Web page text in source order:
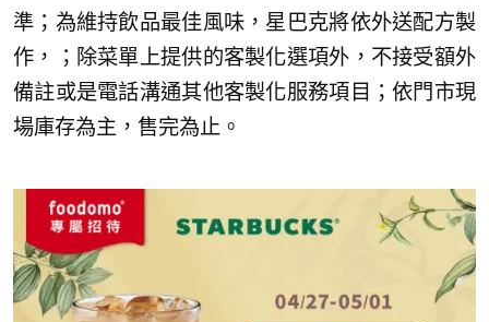
準；為維持飲品最佳風味，星巴克將依外送配方製
作，；除菜單上提供的客製化選項外，不接受額外
備註或是電話溝通其他客製化服務項目；依門市現
場庫存為主，售完為止。